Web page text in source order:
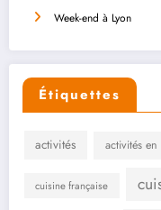
Week-end à Lyon
Étiquettes
activités activités
cuisine française